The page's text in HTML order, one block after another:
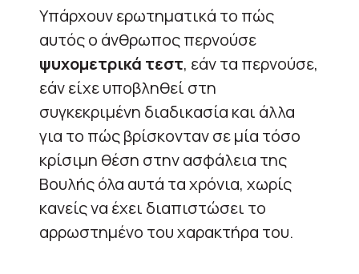
Υπάρχουν ερωτηματικά το πώς
αυτός ο άνθρωπος περνούσε
ψυχομετρικά τεστ, εάν τα περνούσε,
εάν είχε υποβληθεί στη
συγκεκριμένη διαδικασία και άλλα
για το πώς βρίσκονταν σε μία τόσο
κρίσιμη θέση στην ασφάλεια της
Βουλής όλα αυτά τα χρόνια, χωρίς
κανείς να έχει διαπιστώσει το
αρρωστημένο του χαρακτήρα του.